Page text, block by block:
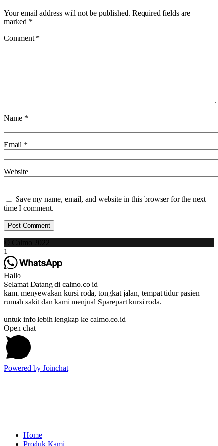
Your email address will not be published. Required fields are
marked *
Comment *
Name *
Email *
Website
Save my name, email, and website in this browser for the next
time I comment.
1
Hallo
Selamat Datang di calmo.co.id
kami menyewakan kursi roda, tongkat jalan, tempat tidur pasien
rumah sakit dan kami menjual Sparepart kursi roda.
untuk info lebih lengkap ke calmo.co.id
Open chat
Powered by Joinchat
Home
Produk Kami